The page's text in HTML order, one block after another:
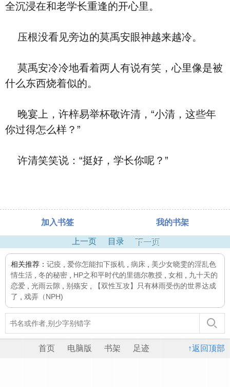
全沉浸在和老学长重逢的开心里。
压根没看见旁边的莫禹安眼神越来越冷。
莫禹安冷冷地看着两人有说有笑，心里像是被
什么东西烧着似的。
晚宴上，许梓易举杯敬许清，“小清，这些年
你过得怎么样？”
许清笑笑说：“挺好，学长你呢？”
加入书签 我的书架
上一页 目录 下一页
相关推荐： 记疫 爱你怎能扣下扳机 病床
美少女晓雯的淫乱色
情生活
冬的秘密 HP之和平时代的里德尔教授 女相
九十天的
恋爱
光雨云隙 别殇安
【双性互攻】只有林雨受伤的世界达成
了
戏弄（NPH)
↑返回顶部
首页 电脑版 书架 足迹